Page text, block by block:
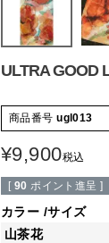
ULTRA GOOD
商品番号 ugl013
¥9,900税込
[ 90 ポイント進呈 ]
カラー サイズ
山茶花